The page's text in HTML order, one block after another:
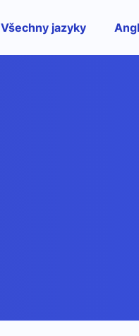
Všechny jazyky